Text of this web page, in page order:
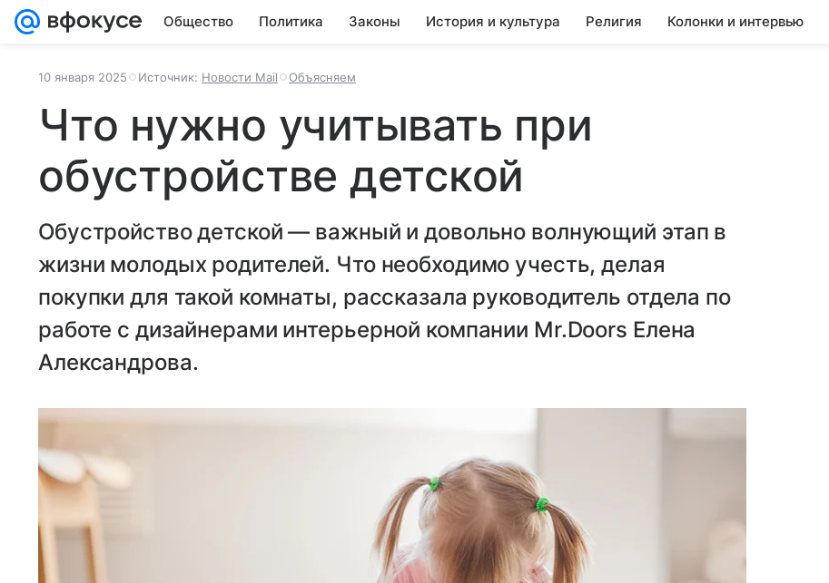
Общество Политика Законы История и культура Религия Колонки и интервью
10 января 2025 Источник: Новости Mail Объясняем
Что нужно учитывать при
обустройстве детской
Обустройство детской — важный и довольно волнующий этап в
жизни молодых родителей. Что необходимо учесть, делая
покупки для такой комнаты, рассказала руководитель отдела по
работе с дизайнерами интерьерной компании Mr.Doors Елена
Александрова.